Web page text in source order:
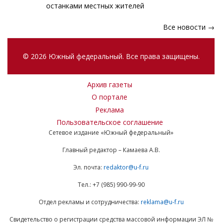
останками местных жителей
Все новости →
© 2026 Южный федеральный. Все права защищены.
Архив газеты
О портале
Реклама
Пользовательское соглашение
Сетевое издание «Южный федеральный»
Главный редактор – Камаева А.В.
Эл. почта: redaktor@u-f.ru
Тел.: +7 (985) 990-99-90
Отдел рекламы и сотрудничества: reklama@u-f.ru
Свидетельство о регистрации средства массовой информации ЭЛ №